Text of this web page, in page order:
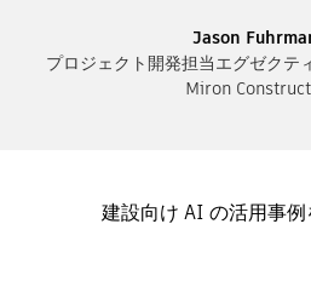
Jason
プロジェクト開発担当エグゼクテ
Miron
建設向け AI の活用事